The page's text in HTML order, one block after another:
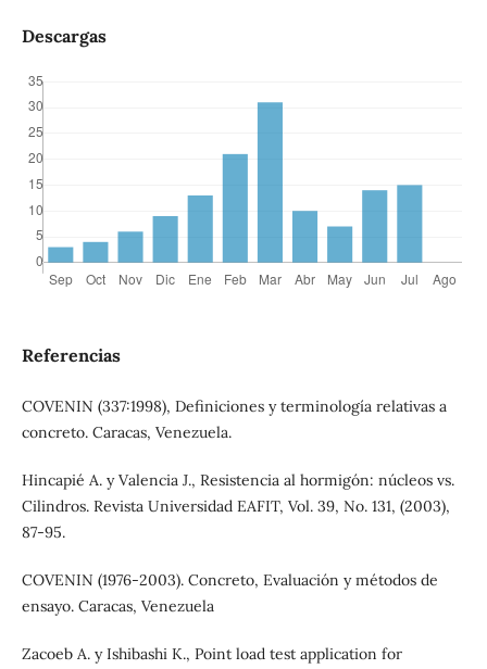
Descargas
Referencias
COVENIN (337:1998), Definiciones y terminología relativas a
concreto. Caracas, Venezuela.
Hincapié A. y Valencia J., Resistencia al hormigón: núcleos vs.
Cilindros. Revista Universidad EAFIT, Vol. 39, No. 131, (2003),
87-95.
COVENIN (1976-2003). Concreto, Evaluación y métodos de
ensayo. Caracas, Venezuela
Zacoeb A. y Ishibashi K., Point load test application for